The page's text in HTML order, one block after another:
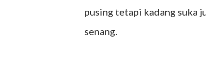
pusing tetapi kadang suka
senang.